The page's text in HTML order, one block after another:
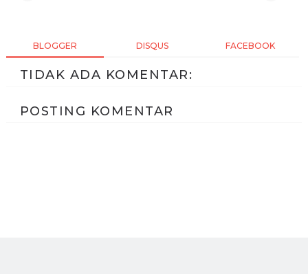
BLOGGER DISQUS FACEBOOK
TIDAK ADA KOMENTAR:
POSTING KOMENTAR